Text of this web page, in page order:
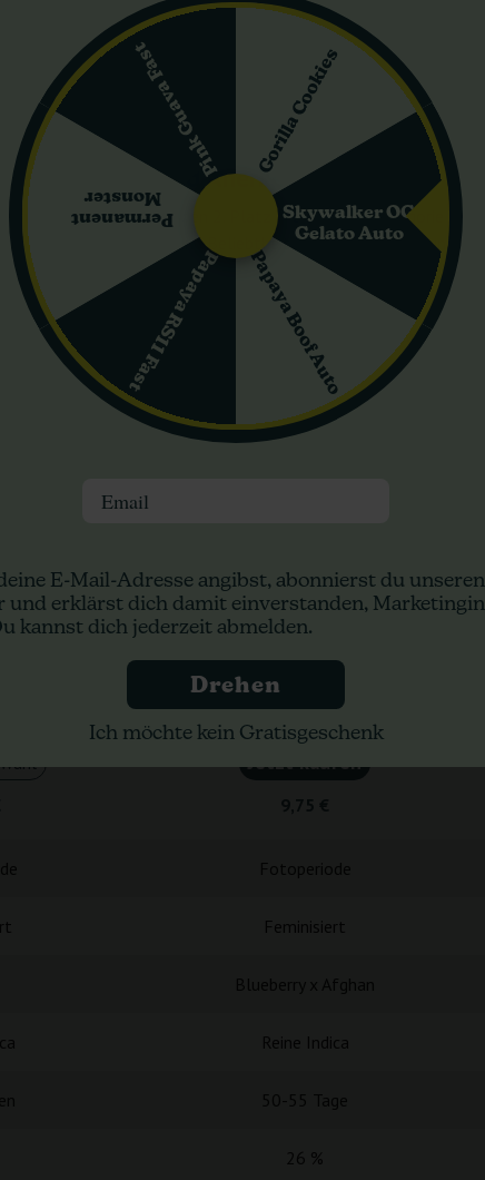
Attraktivität
Die Blüten zeigen häufig lebendige violette und
Schicht harziger Trichome, macht M.O.B. nicht nur
und Anerkennung
und sich 2015 den 2. Platz in der Indica-Kategorie beim
Qualität und Beliebtheit bei Konsumenten und
Indica-Sorte, die ein köstliches Geschmacksprofil
einer wertvollen Bereicherung für alle, die ein hochwertiges
Shiskaberry
Barney's Farm
Jetzt kaufen
Feminisiert
Reine Indica
26 %
Gorilla Cookies
Skywalker OG
Gelato Auto
Papaya Boof Auto
Papaya RS11 Fast
Permanent
Monster
Pink Guava Fast
Email
E-Mail-Adresse angibst, abonnierst du unseren
und erklärst dich damit einverstanden,
kannst dich jederzeit abmelden.
Drehen
Ich möchte kein Gratisgeschenk